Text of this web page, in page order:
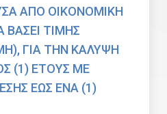
ΑΠΟ ΟΙΚΟΝΟΜΙΚΗ
ΤΙΜΗΣ
ΓΙΑ ΤΗΝ ΚΑΛΥΨΗ
(1) ΕΤΟΥΣ ΜΕ
ΕΩΣ ΕΝΑ (1)